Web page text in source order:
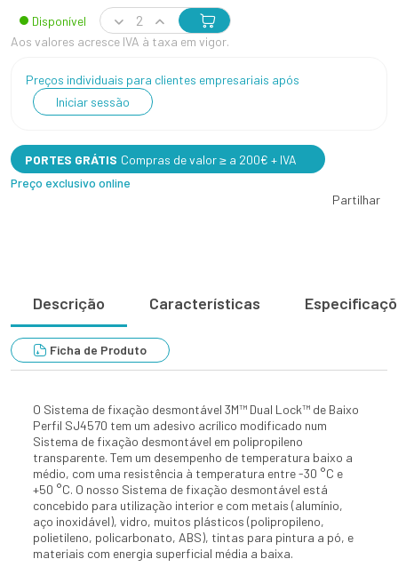
Disponível
Aos valores acresce IVA à taxa em vigor.
Preços individuais para clientes empresariais após
Iniciar sessão
PORTES GRÁTIS Compras de valor ≥ a 200€ + IVA
Preço exclusivo online
Partilhar
Descrição Características
Ficha de Produto
O Sistema de fixação desmontável 3M™ Dual Lock™ de Baixo
Perfil SJ4570 tem um adesivo acrílico modificado num
Sistema de fixação desmontável em polipropileno
transparente. Tem um desempenho de temperatura baixo a
médio, com uma resistência à temperatura entre -30 °C e
+50 °C. O nosso Sistema de fixação desmontável está
concebido para utilização interior e com metais (alumínio,
aço inoxidável), vidro, muitos plásticos (polipropileno,
polietileno, policarbonato, ABS), tintas para pintura a pó, e
materiais com energia superficial média a baixa.